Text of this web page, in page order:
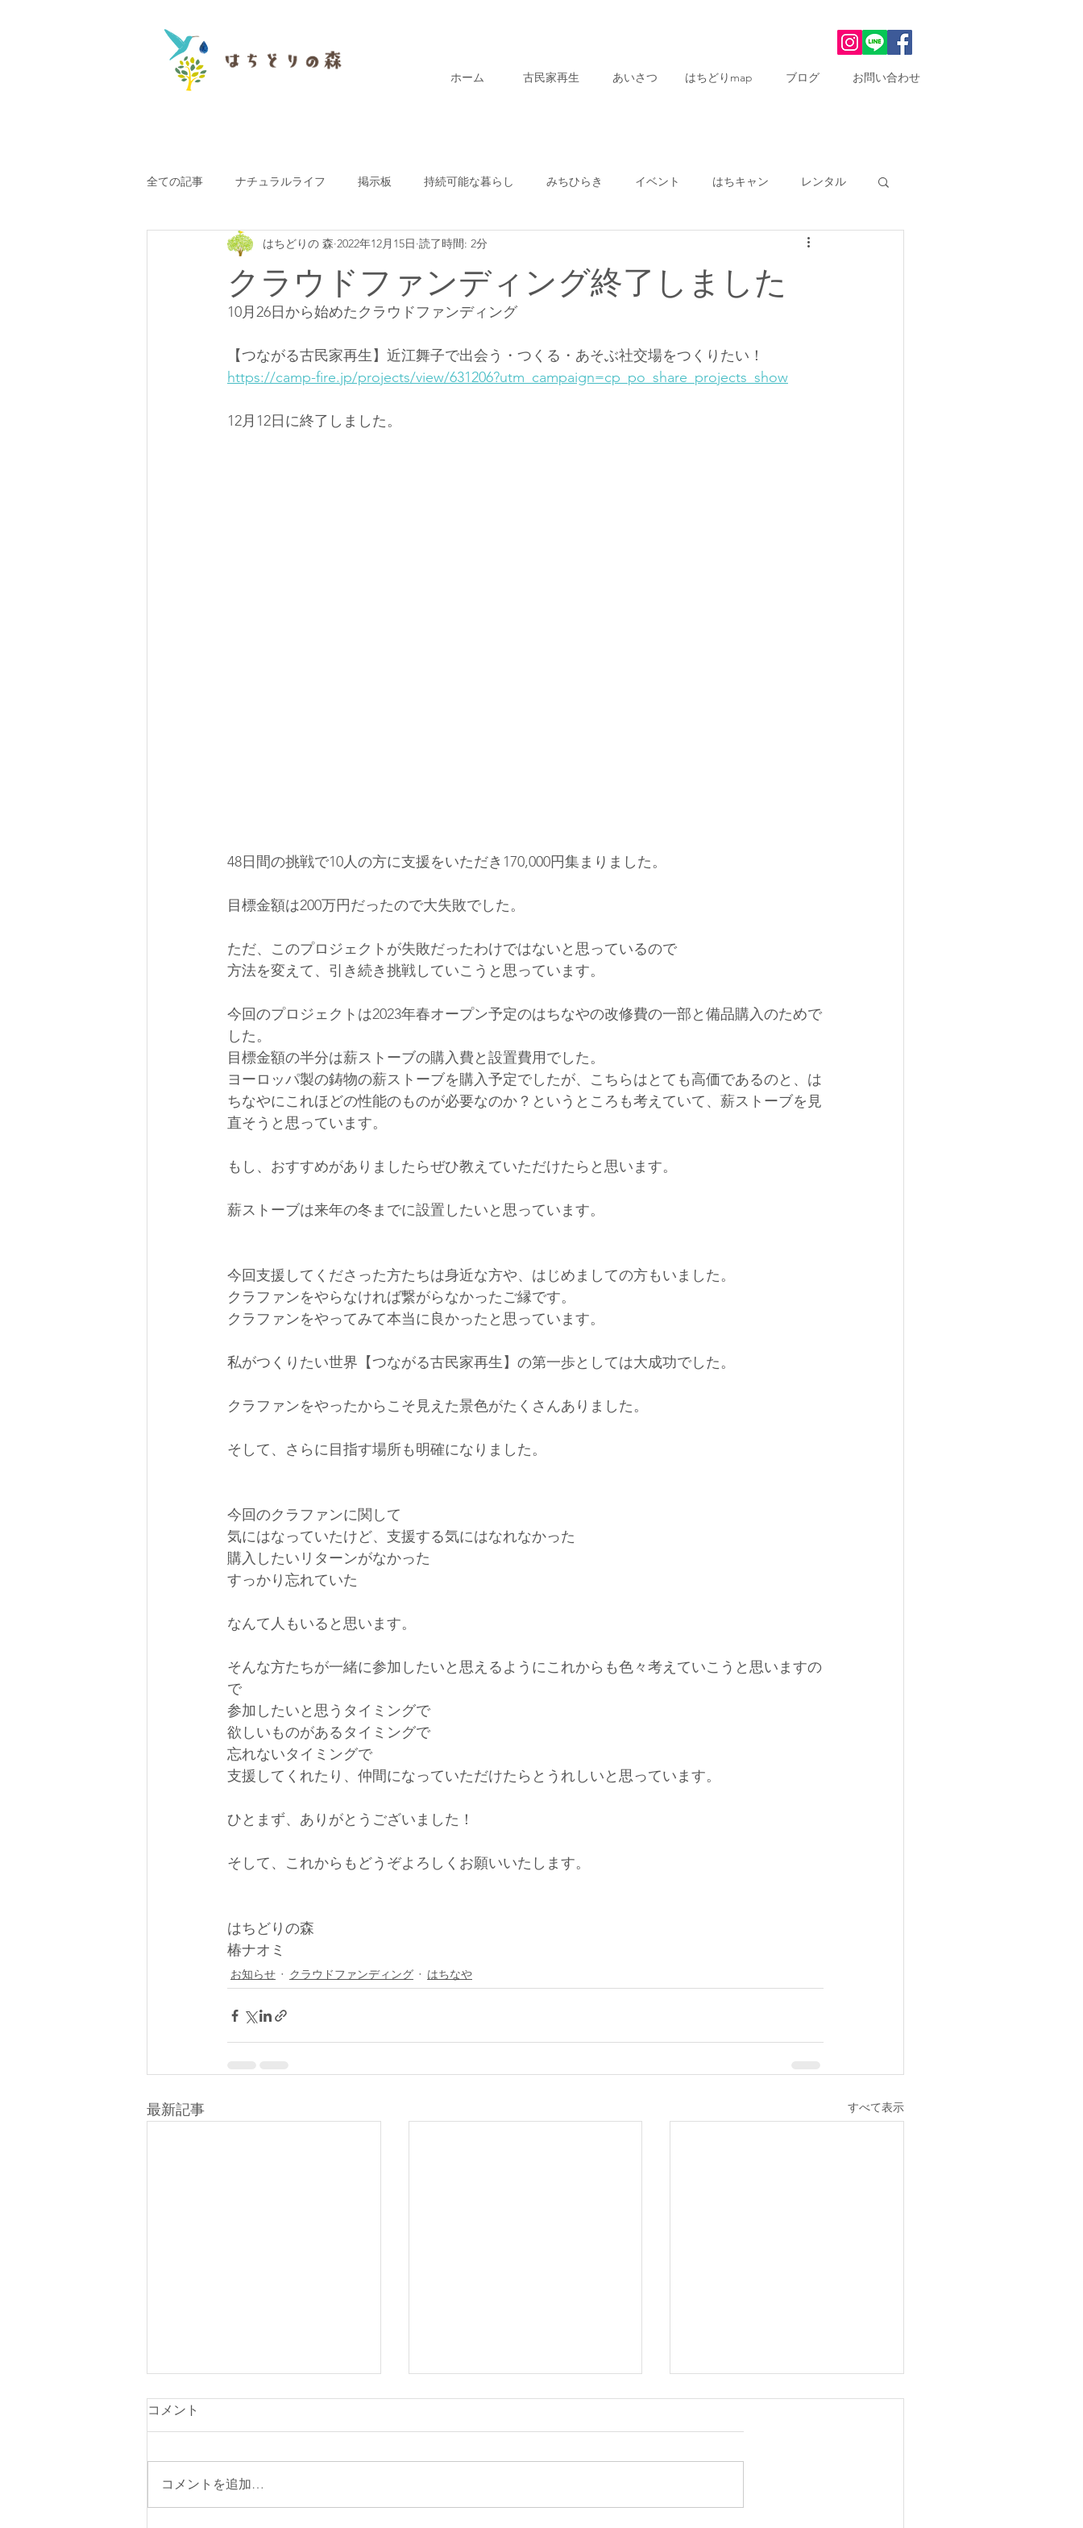
ホーム 古民家再生 あいさつ はちどりmap ブログ お問い合わせ
全ての記事 ナチュラルライフ 掲示板 持続可能な暮らし みちひらき イベント はちキャン レンタル
プロフィール はちどり通信 クラウドファンディング メディア
湖西おすすめ はちどりフレンド はちどり商店 学び
はちどりの森 はちどり茶屋 はち邸 二拠点暮らし体験 AKIYA99 Local Guide
クラウドファンディング終了しました
はちどりの 森 2022年12月15日 読了時間: 2分
10月26日から始めたクラウドファンディング
【つながる古民家再生】近江舞子で出会う・つくる・あそぶ社交場をつくりたい！
https://camp-fire.jp/projects/view/631206?utm_campaign=cp_po_share_projects_show
12月12日に終了しました。
48日間の挑戦で10人の方に支援をいただき170,000円集まりました。
目標金額は200万円だったので大失敗でした。
ただ、このプロジェクトが失敗だったわけではないと思っているので
方法を変えて、引き続き挑戦していこうと思っています。
今回のプロジェクトは2023年春オープン予定のはちなやの改修費の一部と備品購入のためで
した。
目標金額の半分は薪ストーブの購入費と設置費用でした。
ヨーロッパ製の鋳物の薪ストーブを購入予定でしたが、こちらはとても高価であるのと、は
ちなやにこれほどの性能のものが必要なのか？というところも考えていて、薪ストーブを見
直そうと思っています。
もし、おすすめがありましたらぜひ教えていただけたらと思います。
薪ストーブは来年の冬までに設置したいと思っています。
今回支援してくださった方たちは身近な方や、はじめましての方もいました。
クラファンをやらなければ繋がらなかったご縁です。
クラファンをやってみて本当に良かったと思っています。
私がつくりたい世界【つながる古民家再生】の第一歩としては大成功でした。
クラファンをやったからこそ見えた景色がたくさんありました。
そして、さらに目指す場所も明確になりました。
今回のクラファンに関して
気にはなっていたけど、支援する気にはなれなかった
購入したいリターンがなかった
すっかり忘れていた
なんて人もいると思います。
そんな方たちが一緒に参加したいと思えるようにこれからも色々考えていこうと思いますの
で
参加したいと思うタイミングで
欲しいものがあるタイミングで
忘れないタイミングで
支援してくれたり、仲間になっていただけたらとうれしいと思っています。
ひとまず、ありがとうございました！
そして、これからもどうぞよろしくお願いいたします。
はちどりの森
椿ナオミ
お知らせ クラウドファンディング はちなや
最新記事 すべて表示
コメント
コメントを追加…